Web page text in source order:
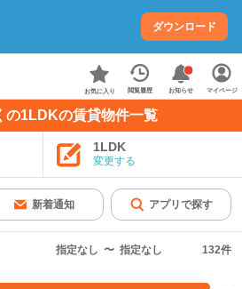
ダウンロード
お気に入り 閲覧履歴 お知らせ マイページ
の1LDKの賃貸物件一覧
1LDK
変更する
新着通知 アプリで探す
指定なし 〜 指定なし 132件